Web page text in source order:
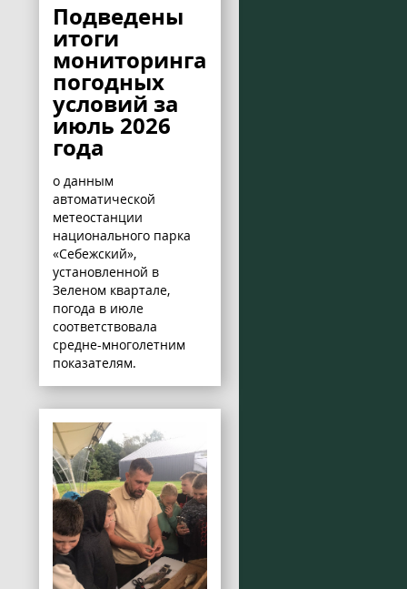
Подведены
итоги
мониторинга
погодных
условий за
июль 2026
года
о данным
автоматической
метеостанции
национального парка
«Себежский»,
установленной в
Зеленом квартале,
погода в июле
соответствовала
средне-многолетним
показателям.